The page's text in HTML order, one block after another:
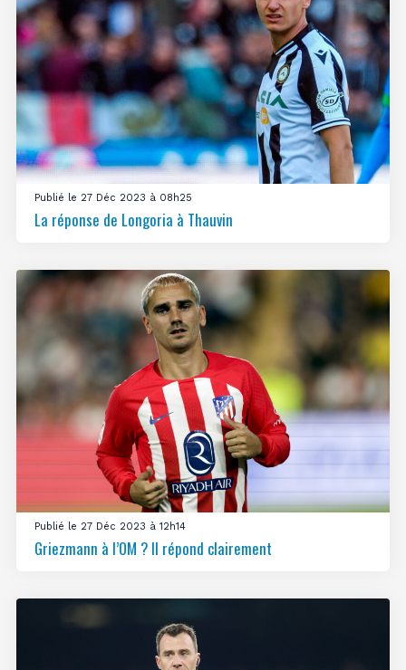
Publié le 27 Déc 2023 à 08h25
La réponse de Longoria à Thauvin
Publié le 27 Déc 2023 à 12h14
Griezmann à l’OM ? Il répond clairement